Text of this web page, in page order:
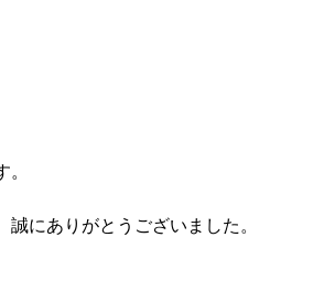
にありがとうございました。